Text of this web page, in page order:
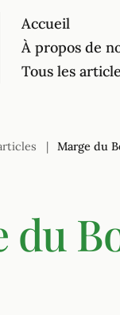
Accueil
À propos de
Tous les
À propos de
| Marge du
du